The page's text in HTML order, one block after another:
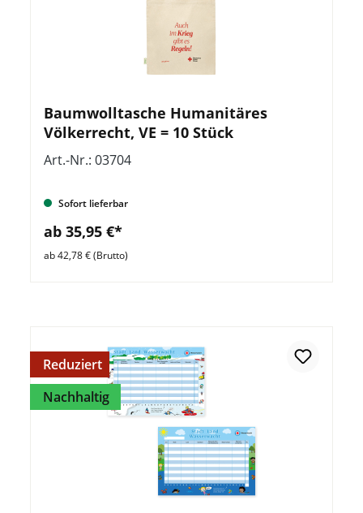
Baumwolltasche Humanitäres
Völkerrecht, VE = 10 Stück
Art.-Nr.: 03704
Sofort lieferbar
ab 35,95 €*
ab 42,78 € (Brutto)
Reduziert
Nachhaltig